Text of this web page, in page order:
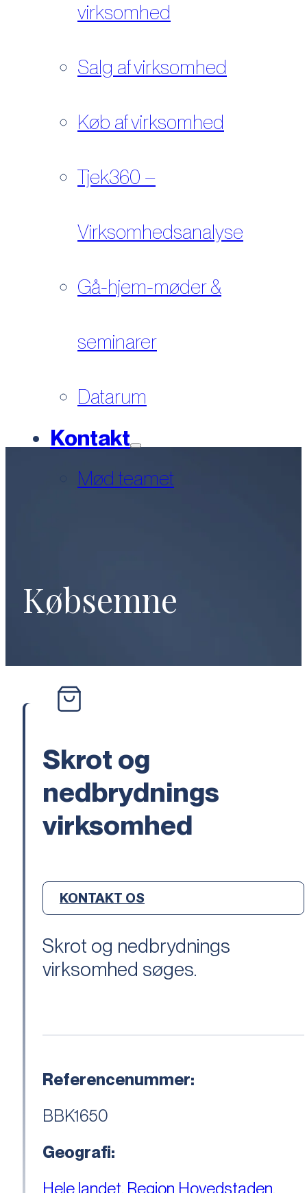
virksomhed
Salg af virksomhed
Køb af virksomhed
Tjek360 –
Virksomhedsanalyse
Gå-hjem-møder &
seminarer
Datarum
Kontakt
Mød teamet
Købsemne
Skrot og
nedbrydnings
virksomhed
KONTAKT OS
Skrot og nedbrydnings
virksomhed søges.
Referencenummer:
BBK1650
Geografi:
Hele landet Region Hovedstaden